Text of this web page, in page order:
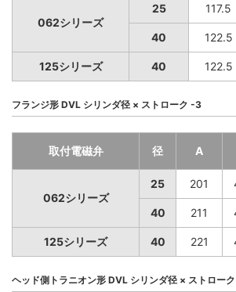
062シリーズ
25 117.5
40 122.5
125シリーズ 40 122.5
フランジ形 DVL シリンダ径 × ストローク -3
取付電磁弁 径 A
062シリーズ
25 201
40 211
125シリーズ 40 221
ヘッド側トラニオン形 DVL シリンダ径 × ストロー